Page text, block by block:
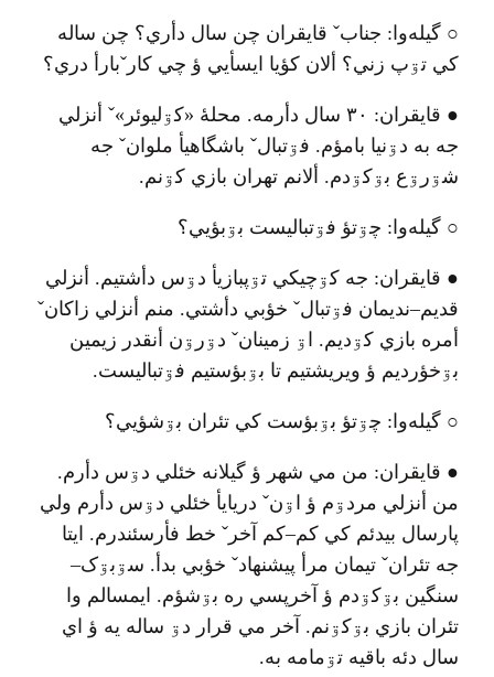
○ گيله‌وا : جنابˇ قايقران چن سال دأري؟ چن ساله
کي تۊپ زني؟ ألان کؤيا ايسأيي ؤ چي کار ˇبارأ دري؟
● قايقران: ۳۰ سال دأرمه . محلهٔ «کۊليوئر »ˇ أنزلي
جه به دۊنيا بامؤم. فۊتبالˇ باشگاهيأ ملوانˇ جه
شۊرۊع بۊکۊدم. ألانم تهران بازي کۊنم.
○ گيله‌وا : چۊتؤ فۊتباليست بۊبؤيي؟
● قايقران: جه کۊچيکي تۊپبازيأ دۊس دأشتيم. أنزلي
قديم–نديمان فۊتبالˇ خؤبي دأشتي. منم أنزلي زاکانˇ
أمره بازي کۊديم. اۊ زمينانˇ دۊرۊن أنقدر زيمين
بۊخؤرديم ؤ ويريشتيم تا بۊبؤستيم فۊتباليست.
○ گيله‌وا : چۊتؤ بۊبؤست کي تئران بۊشؤيي؟
● قايقران: من مي شهر ؤ گيلانه خئلي دۊس دأرم.
من أنزلي مردۊم ؤ اۊنˇ دريايأ خئلي دۊس دأرم ولي
پارسال بيدئم کي کم–کم آخر ˇ خط فأرسئندرم. ايتا
جه تئرانˇ تيمان مرأ پيشنهادˇ خؤبي بدأ . سۊبۊک–
سنگين بۊکۊدم ؤ آخرپسي ره بۊشؤم. ايمسالم وا
تئران بازي بۊکۊنم. آخر مي قرار دۊ ساله يه ؤ اي
سال دئه باقيه تۊمامه به.